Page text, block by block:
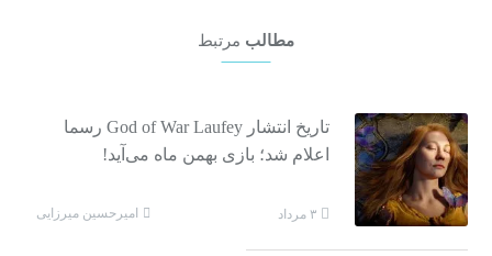
مطالب مرتبط
تاریخ انتشار God of War Laufey رسما
اعلام شد؛ بازی بهمن ماه می‌آید!
۳ مرداد امیرحسین میرزایی